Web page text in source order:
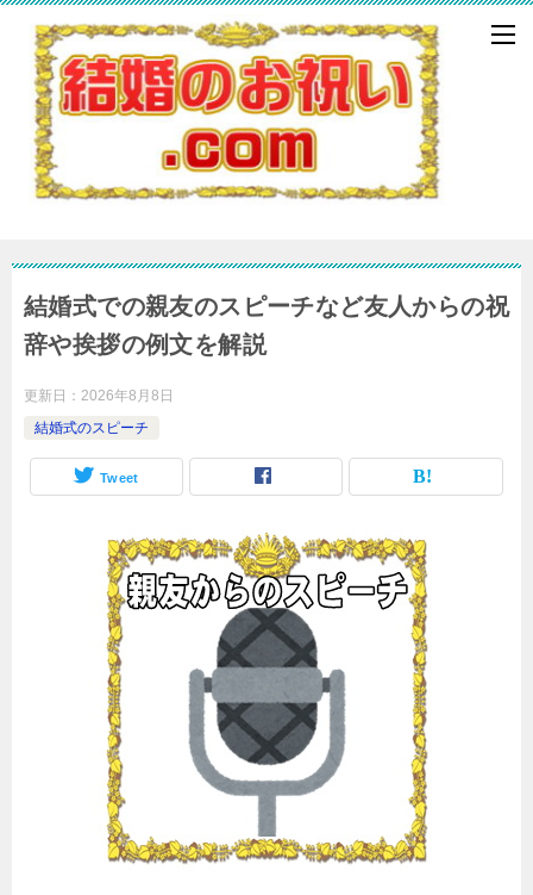
結婚式での親友のスピーチなど友人からの祝
辞や挨拶の例文を解説
更新日： 2026年8月8日
結婚式のスピーチ
Tweet